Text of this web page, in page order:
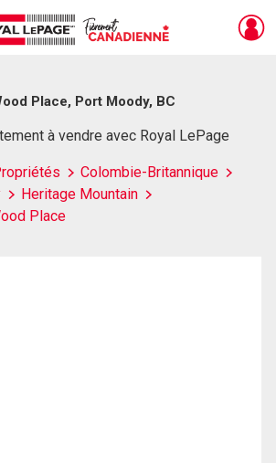
Place, Port Moody, BC
à vendre avec Royal LePage
Colombie-Britannique
Heritage Mountain
Place